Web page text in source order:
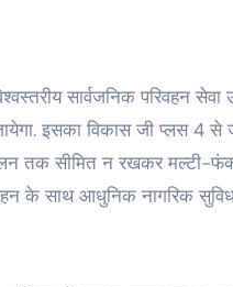
सार्वजनिक परिवहन सेवा
इसका विकास जी प्लस 4
तक सीमित न रखकर मल्टी-
के साथ आधुनिक नागरिक